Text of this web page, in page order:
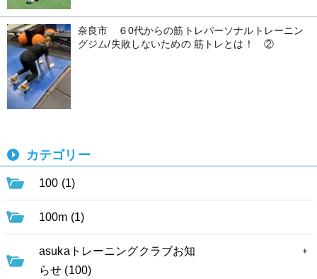
奈良市 ６0代からの筋トレパーソナルトレーニン
グジム/失敗しないための 筋トレとは！ ②
カテゴリー
100 (1)
100m (1)
asukaトレーニングクラブお知
らせ (100)